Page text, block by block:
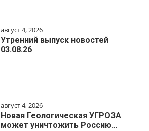
август 4, 2026
Утренний выпуск новостей
03.08.26
август 4, 2026
Новая Геологическая УГРОЗА
может уничтожить Россию…